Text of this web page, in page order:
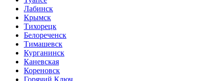
Лабинск
Крымск
Тихорецк
Белореченск
Тимашевск
Курганинск
Каневская
Кореновск
Горячий Ключ